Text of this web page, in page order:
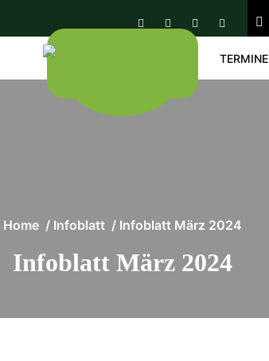
TERMINE
Home / Infoblatt / Infoblatt März 2024
Infoblatt März 2024